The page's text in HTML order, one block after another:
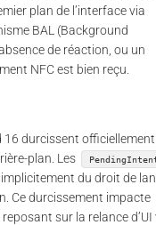
plan de l’interface via
BAL (Background
de réaction, ou un
NFC est bien reçu.
durcissent
plan. Les
du droit de
Ce durcissement impacte
sur la relance d’UI